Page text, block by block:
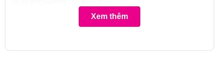
DL18 Vintage Ruby - Đỏ Chili Trầm
DL20 Amethyst - Tím Mận
Xem thêm